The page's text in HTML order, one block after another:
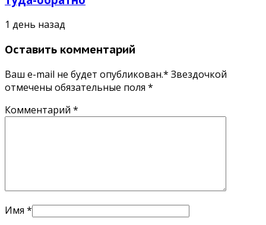
1 день назад
Оставить комментарий
Ваш e-mail не будет опубликован.* Звездочкой
отмечены обязательные поля *
Комментарий *
Имя *